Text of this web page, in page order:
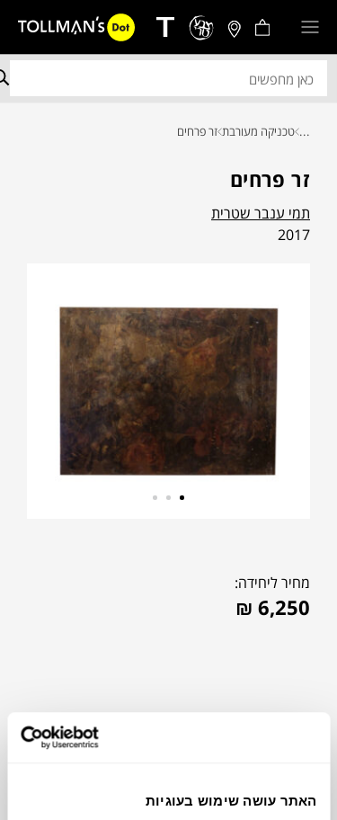
האתר עושה שימוש בעוגיות
... טכניקה מעורבת זר פרחים
זר פרחים
תמי ענבר שטרית
2017
מחיר ליחידה:
₪ 6,250